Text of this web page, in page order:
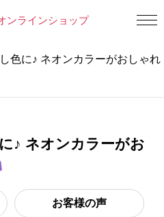
ンラインショップ
色に♪ ネオンカラーがおしゃれ
♪ ネオンカラーがお
お客様の声